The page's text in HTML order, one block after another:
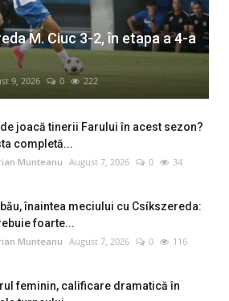
M. Ciuc 3-2, în etapa a 4-a
9, 2026 0 222
joacă tinerii Farului în acest sezon?
completă...
Munteanu August 7, 2026 0 34
înaintea meciului cu Csíkszereda:
foarte...
Munteanu August 7, 2026 0 116
feminin, calificare dramatică în